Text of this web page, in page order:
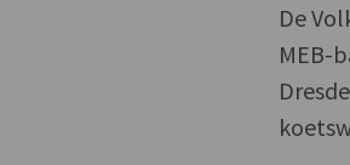
De
MEB-